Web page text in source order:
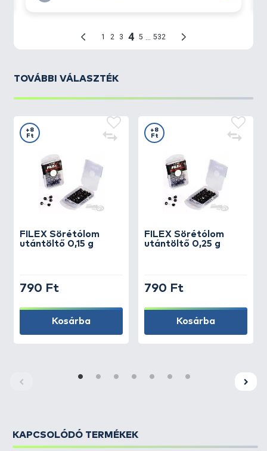
TOVÁBBI VÁLASZTÉK
FILEX Sörétólom
utántöltő 0,15 g
+8
Ft
790 Ft
Kosárba
FILEX Sörétólom
utántöltő 0,25 g
+8
Ft
790 Ft
Kosárba
KAPCSOLÓDÓ TERMÉKEK